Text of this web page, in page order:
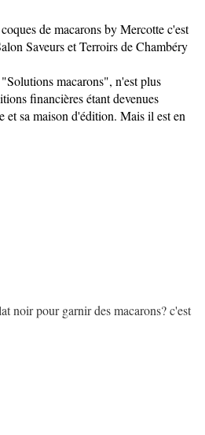
de macarons by Mercotte c'est
Saveurs et Terroirs de Chambéry
macarons", n'est plus
financières étant devenues
et sa maison d'édition. Mais il est en
noir pour garnir des macarons? c'est